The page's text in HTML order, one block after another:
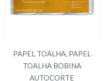
PAPEL TOALHA, PAPEL
TOALHA BOBINA
AUTOCORTE